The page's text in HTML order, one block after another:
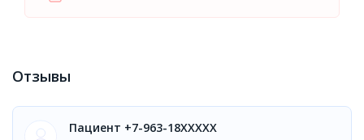
Отзывы
Пациент +7-963-18XXXXX